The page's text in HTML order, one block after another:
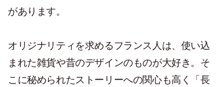
があります。
オリジナリティを求めるフランス人は、使い込
まれた雑貨や昔のデザインのものが大好き。そ
こに秘められたストーリーへの関心も高く「長